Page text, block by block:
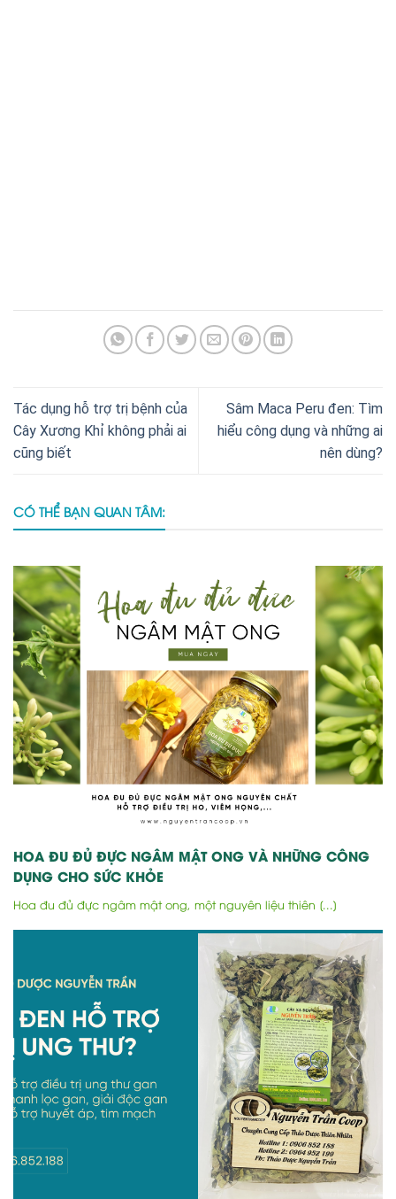
Tác dụng hỗ trợ trị bệnh của
Cây Xương Khỉ không phải ai
cũng biết
Sâm Maca Peru đen: Tìm
hiểu công dụng và những ai
nên dùng?
CÓ THỂ BẠN QUAN TÂM:
HOA ĐU ĐỦ ĐỰC NGÂM MẬT ONG VÀ NHỮNG CÔNG
DỤNG CHO SỨC KHỎE
Hoa đu đủ đực ngâm mật ong, một nguyên liệu thiên [...]